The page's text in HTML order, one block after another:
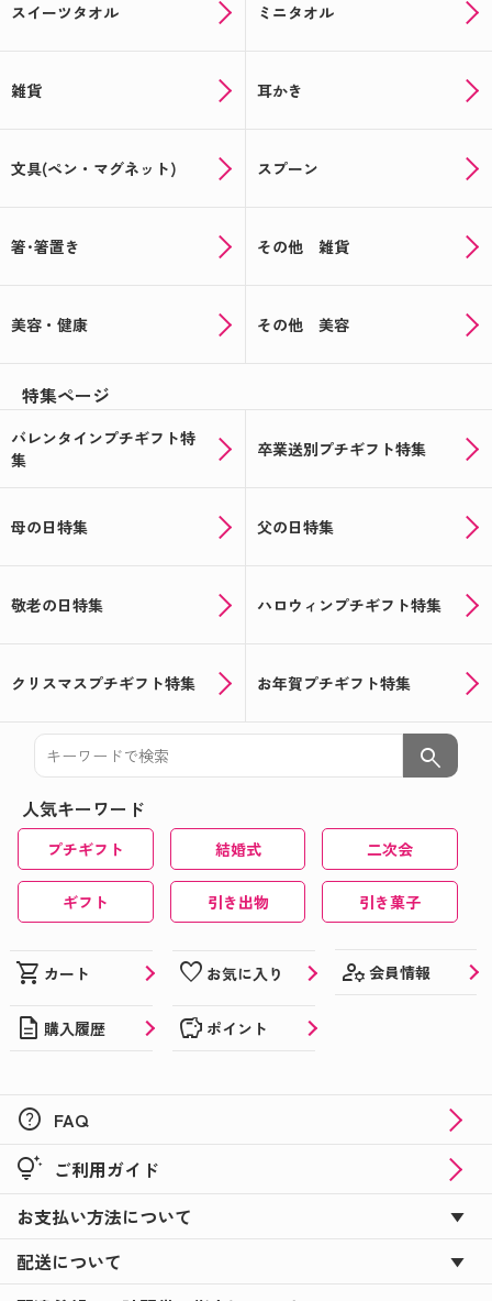
スイーツタオル ミニタオル
雑貨 耳かき
文具(ペン・マグネット) スプーン
箸･箸置き その他 雑貨
美容・健康 その他 美容
特集ページ
バレンタインプチギフト特
集
卒業送別プチギフト特集
母の日特集 父の日特集
敬老の日特集 ハロウィンプチギフト特集
クリスマスプチギフト特集 お年賀プチギフト特集
search
人気キーワード
プチギフト 結婚式 二次会
ギフト 引き出物 引き菓子
shopping_cart カート favorite お気に入り manage_accounts 会員情報
description 購入履歴 savings ポイント
help FAQ
tips_and_updates ご利用ガイド
お支払い方法について
配送について